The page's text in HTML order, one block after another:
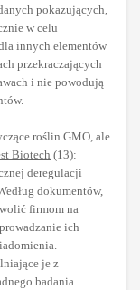
pokazujących,
w celu
innych elementów
przekraczających
i nie powodują
roślin GMO, ale
Biotech (13):
deregulacji
dokumentów,
firmom na
ich
je z
badania